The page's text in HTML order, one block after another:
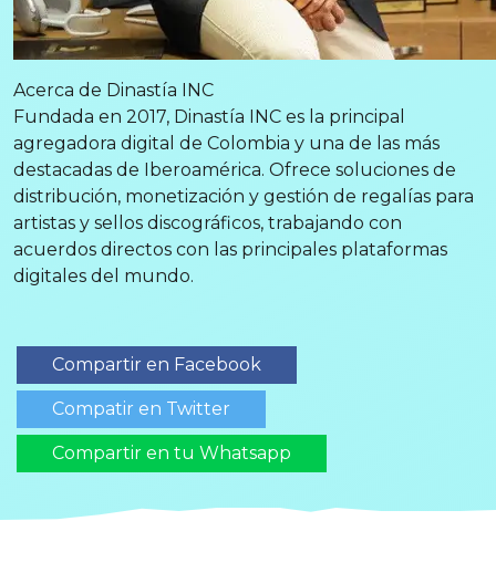
Acerca de Dinastía INC
Fundada en 2017, Dinastía INC es la principal
agregadora digital de Colombia y una de las más
destacadas de Iberoamérica. Ofrece soluciones de
distribución, monetización y gestión de regalías para
artistas y sellos discográficos, trabajando con
acuerdos directos con las principales plataformas
digitales del mundo.
Compartir en Facebook
Compatir en Twitter
Compartir en tu Whatsapp